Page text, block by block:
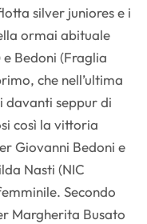
silver juniores e i
ormai abituale
Bedoni (Fraglia
che nell’ultima
davanti seppur di
così la vittoria
Giovanni Bedoni e
Nasti (NIC
Secondo
Margherita Busato